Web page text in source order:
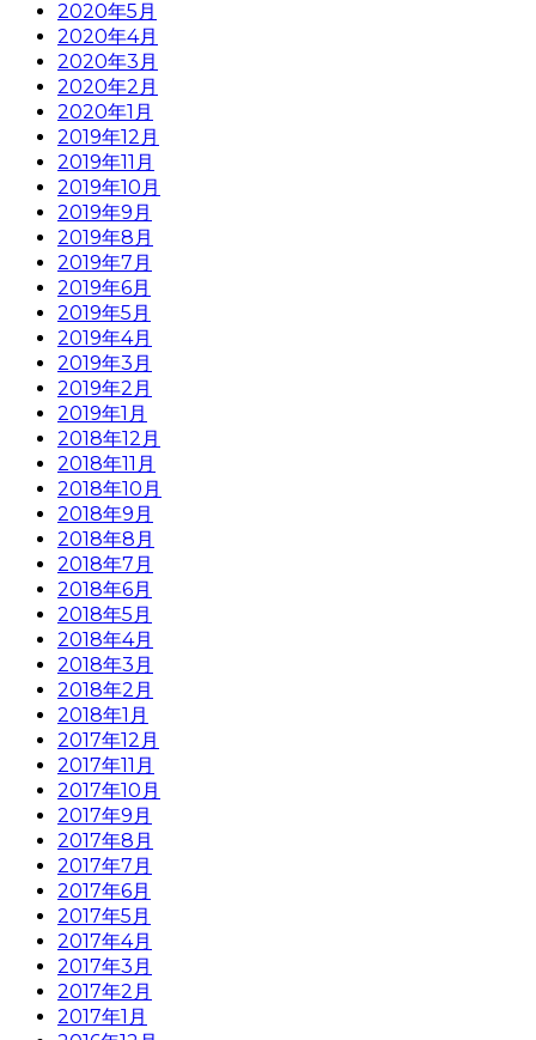
2020年5月
2020年4月
2020年3月
2020年2月
2020年1月
2019年12月
2019年11月
2019年10月
2019年9月
2019年8月
2019年7月
2019年6月
2019年5月
2019年4月
2019年3月
2019年2月
2019年1月
2018年12月
2018年11月
2018年10月
2018年9月
2018年8月
2018年7月
2018年6月
2018年5月
2018年4月
2018年3月
2018年2月
2018年1月
2017年12月
2017年11月
2017年10月
2017年9月
2017年8月
2017年7月
2017年6月
2017年5月
2017年4月
2017年3月
2017年2月
2017年1月